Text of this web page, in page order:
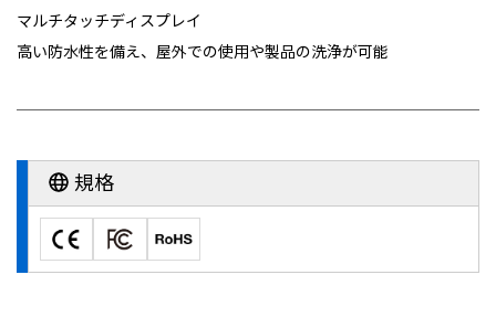
マルチタッチディスプレイ
高い防水性を備え、屋外での使用や製品の洗浄が可能
規格